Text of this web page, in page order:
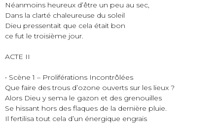
Néanmoins heureux d’être un peu au sec,
Dans la clarté chaleureuse du soleil
Dieu pressentait que cela était bon
ce fut le troisième jour.
ACTE II
• Scène 1 – Proliférations Incontrôlées
Que faire des trous d’ozone ouverts sur les lieux ?
Alors Dieu y sema le gazon et des grenouilles
Se hissant hors des flaques de la dernière pluie.
Il fertilisa tout cela d’un énergique engrais